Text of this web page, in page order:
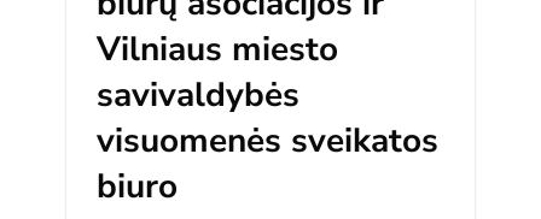
Vilniaus miesto
savivaldybės
visuomenės sveikatos
biuro